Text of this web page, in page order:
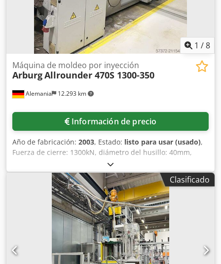
Aoyddy Iskrsck
1 /8
Alemania 12.293 km
Máquina de moldeo por inyección
ArburgAllrounder 470S 1300-350
Información de precio
Año de fabricación: 2003, Estado: listo para usar (usado),
Fuerza de cierre: 1300kN, diámetro del husillo: 40mm,
presión máxima de inyección: 2120bar, volumen de
inyección: 182m³, peso del disparo: 153g, distancia entre
columnas: 470mm/470mm, dimensiones de las placas X/Y:
650mm/650mm, altura mínima de montaje del molde:
275mm, carrera máxima de apertura: 850mm, centrado:
125mm. Dimensiones de la máquina X/Y/Z: aprox.
4600mm/1600mm/2200mm, peso: aprox. 5500kg. La
unidad de cierre presenta una fuga de aceite en el cilindro
de cierre. Documentación disponible. Es posible la
inspección in situ. Dcodpfsygw Sijx Akrek
Clasificado